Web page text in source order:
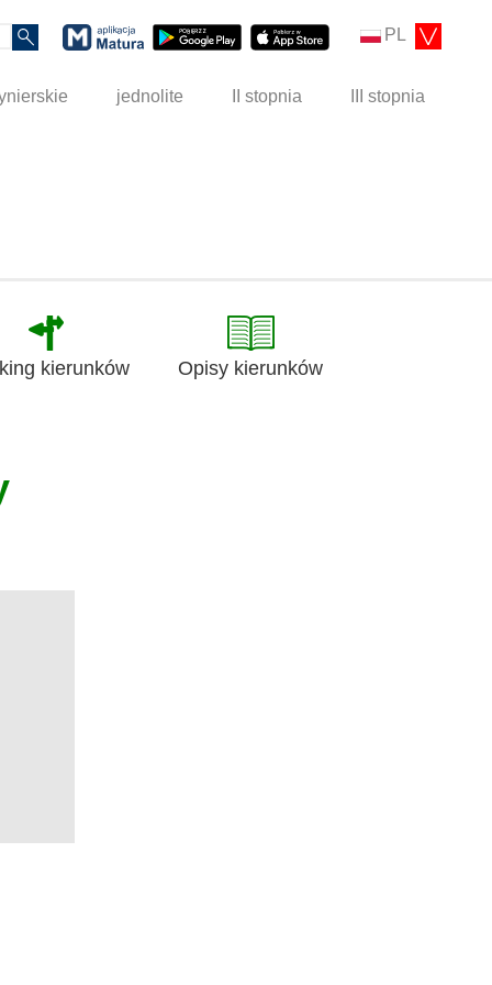
PL
jednolite II stopnia III stopnia
kierunków Opisy kierunków